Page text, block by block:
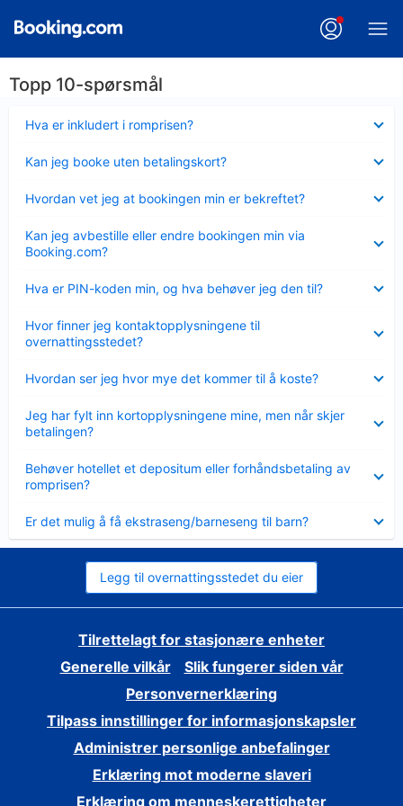
Topp 10-spørsmål
Hva er inkludert i romprisen?
mindre
Kan jeg booke uten betalingskort?
mindre
Hvordan vet jeg at bookingen min er bekreftet?
mindre
Kan jeg avbestille eller endre bookingen min via
Booking.com?
mindre
Hva er PIN-koden min, og hva behøver jeg den til?
mindre
Hvor finner jeg kontaktopplysningene til
overnattingsstedet?
mindre
Hvordan ser jeg hvor mye det kommer til å koste?
mindre
Jeg har fylt inn kortopplysningene mine, men når skjer
betalingen?
mindre
Behøver hotellet et depositum eller forhåndsbetaling av
romprisen?
mindre
Er det mulig å få ekstraseng/barneseng til barn?
mindre
Legg til overnattingsstedet du eier
Tilrettelagt for stasjonære enheter
Generelle vilkår
Slik fungerer siden vår
Personvernerklæring
Tilpass innstillinger for informasjonskapsler
Administrer personlige anbefalinger
Erklæring mot moderne slaveri
Erklæring om menneskerettigheter